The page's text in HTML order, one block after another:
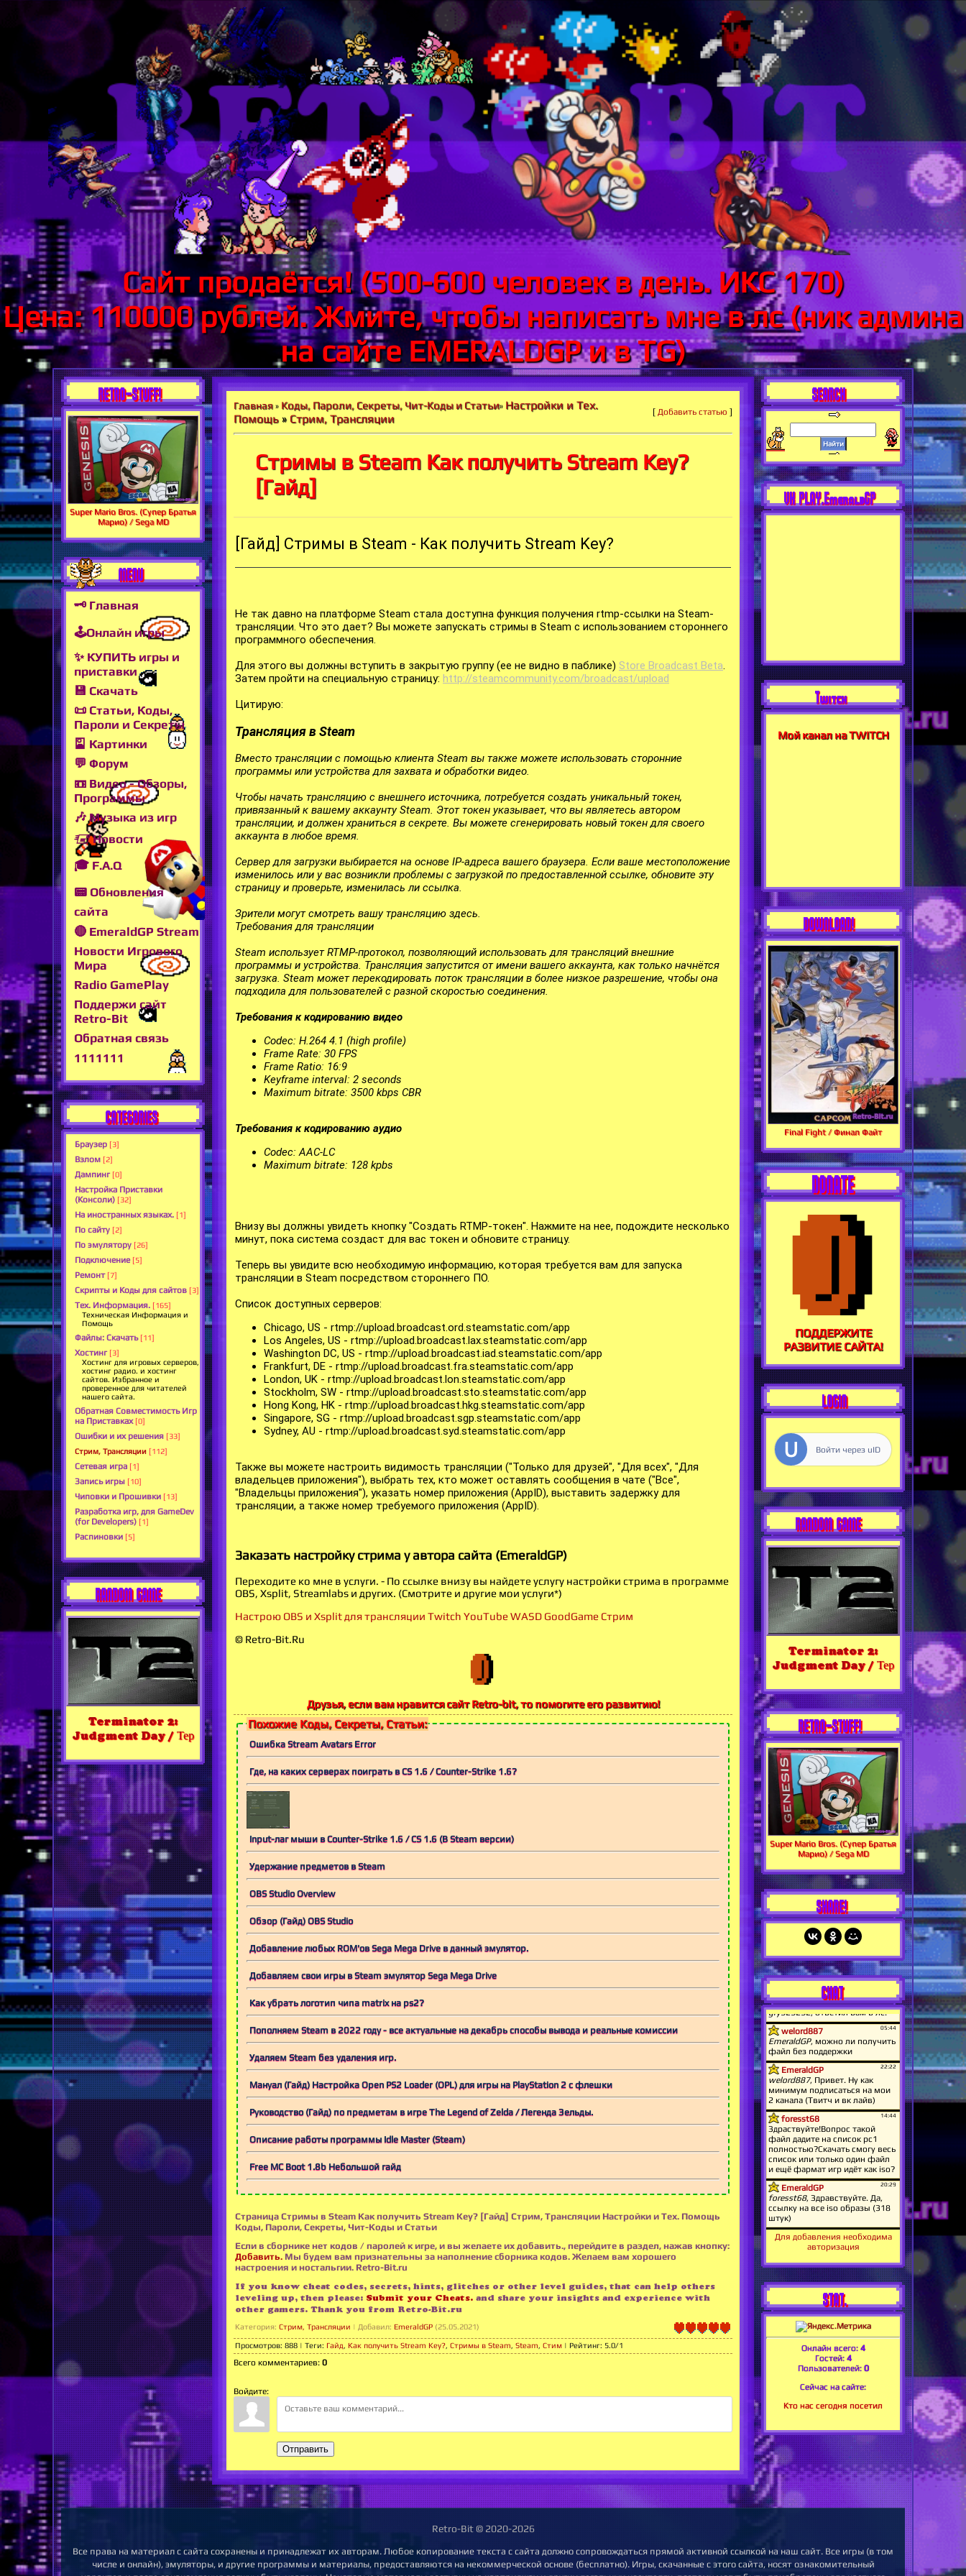
Сайт продаётся! (500-600 человек в день. ИКС 170)
Цена: 110000 рублей. Жмите, чтобы написать мне в лс (ник админа
на сайте EMERALDGP и в TG)
RETRO-STUFF!
Super Mario Bros. (Супер Братья
Марио) / Sega MD
MENU
🗝 Главная
🕹Онлайн игры
✨ КУПИТЬ игры и
приставки
💾 Скачать
📜 Статьи, Коды,
Пароли и Секреты
🎴 Картинки
💬 Форум
📼 Видео - Обзоры,
Программы
🎶 Музыка из игр
🖅 Новости
🎓 F.A.Q
📟 Обновления
сайта
🔴 EmeraldGP Stream
Новости Игрового
Мира
Radio GamePlay
Поддержи сайт
Retro-Bit
Обратная связь
1111111
CATEGORIES
Браузер [3]
Взлом [2]
Дампинг [0]
Настройка Приставки
(Консоли) [32]
На иностранных языках. [1]
По сайту [2]
По эмулятору [26]
Подключение [5]
Ремонт [7]
Скрипты и Коды для сайтов [3]
Тех. Информация. [165]
Техническая Информация и
Помощь
Файлы: Скачать [11]
Хостинг [3]
Хостинг для игровых серверов,
хостинг радио. и хостинг
сайтов. Избранное и
проверенное для читателей
нашего сайта.
Обратная Совместимость Игр
на Приставках [0]
Ошибки и их решения [33]
Стрим, Трансляции [112]
Сетевая игра [1]
Запись игры [10]
Чиповки и Прошивки [13]
Разработка игр, для GameDev
(for Developers) [1]
Распиновки [5]
RANDOM GAME
Terminator 2:
Judgment Day / Тер
Главная » Коды, Пароли, Секреты, Чит-Коды и Статьи» Настройки и Тех.
Помощь » Стрим, Трансляции [ Добавить статью ]
Стримы в Steam Как получить Stream Key?
[Гайд]
[Гайд] Стримы в Steam - Как получить Stream Key?
Не так давно на платформе Steam стала доступна функция получения rtmp-ссылки на Steam-
трансляции. Что это дает? Вы можете запускать стримы в Steam с использованием стороннего
программного обеспечения.
Для этого вы должны вступить в закрытую группу (ее не видно в паблике) Store Broadcast Beta.
Затем пройти на специальную страницу: http://steamcommunity.com/broadcast/upload
Цитирую:
Трансляция в Steam
Вместо трансляции с помощью клиента Steam вы также можете использовать сторонние
программы или устройства для захвата и обработки видео.
Чтобы начать трансляцию с внешнего источника, потребуется создать уникальный токен,
привязанный к вашему аккаунту Steam. Этот токен указывает, что вы являетесь автором
трансляции, и должен храниться в секрете. Вы можете сгенерировать новый токен для своего
аккаунта в любое время.
Сервер для загрузки выбирается на основе IP-адреса вашего браузера. Если ваше местоположение
изменилось или у вас возникли проблемы с загрузкой по предоставленной ссылке, обновите эту
страницу и проверьте, изменилась ли ссылка.
Зрители могут смотреть вашу трансляцию здесь.
Требования для трансляции
Steam использует RTMP-протокол, позволяющий использовать для трансляций внешние
программы и устройства. Трансляция запустится от имени вашего аккаунта, как только начнётся
загрузка. Steam может перекодировать поток трансляции в более низкое разрешение, чтобы она
подходила для пользователей с разной скоростью соединения.
Требования к кодированию видео
Codec: H.264 4.1 (high profile)
Frame Rate: 30 FPS
Frame Ratio: 16:9
Keyframe interval: 2 seconds
Maximum bitrate: 3500 kbps CBR
Требования к кодированию аудио
Codec: AAC-LC
Maximum bitrate: 128 kpbs
Внизу вы должны увидеть кнопку "Создать RTMP-токен". Нажмите на нее, подождите несколько
минут, пока система создаст для вас токен и обновите страницу.
Теперь вы увидите всю необходимую информацию, которая требуется вам для запуска
трансляции в Steam посредством стороннего ПО.
Список доступных серверов:
Chicago, US - rtmp://upload.broadcast.ord.steamstatic.com/app
Los Angeles, US - rtmp://upload.broadcast.lax.steamstatic.com/app
Washington DC, US - rtmp://upload.broadcast.iad.steamstatic.com/app
Frankfurt, DE - rtmp://upload.broadcast.fra.steamstatic.com/app
London, UK - rtmp://upload.broadcast.lon.steamstatic.com/app
Stockholm, SW - rtmp://upload.broadcast.sto.steamstatic.com/app
Hong Kong, HK - rtmp://upload.broadcast.hkg.steamstatic.com/app
Singapore, SG - rtmp://upload.broadcast.sgp.steamstatic.com/app
Sydney, AU - rtmp://upload.broadcast.syd.steamstatic.com/app
Также вы можете настроить видимость трансляции ("Только для друзей", "Для всех", "Для
владельцев приложения"), выбрать тех, кто может оставлять сообщения в чате ("Все",
"Владельцы приложения"), указать номер приложения (AppID), выставить задержку для
трансляции, а также номер требуемого приложения (AppID).
Заказать настройку стрима у автора сайта (EmeraldGP)
Переходите ко мне в услуги. - По ссылке внизу вы найдете услугу настройки стрима в программе
OBS, Xsplit, Streamlabs и других. (Смотрите и другие мои услуги*)
Настрою OBS и Xsplit для трансляции Twitch YouTube WASD GoodGame Стрим
© Retro-Bit.Ru
Друзья, если вам нравится сайт Retro-bit, то помогите его развитию!
Похожие Коды, Секреты, Статьи:
Ошибка Stream Avatars Error
Где, на каких серверах поиграть в CS 1.6 / Counter-Strike 1.6?
Input-лаг мыши в Counter-Strike 1.6 / CS 1.6 (В Steam версии)
Удержание предметов в Steam
OBS Studio Overview
Обзор (Гайд) OBS Studio
Добавление любых ROM'ов Sega Mega Drive в данный эмулятор.
Добавляем свои игры в Steam эмулятор Sega Mega Drive⁠⁠
Как убрать логотип чипа matrix на ps2?
Пополняем Steam в 2022 году - все актуальные на декабрь способы вывода и реальные комиссии
Удаляем Steam без удаления игр.
Мануал (Гайд) Настройка Open PS2 Loader (OPL) для игры на PlayStation 2 c флешки
Руководство (Гайд) по предметам в игре The Legend of Zelda / Легенда Зельды.
Описание работы программы Idle Master (Steam)
Free MC Boot 1.8b Небольшой гайд
Страница Стримы в Steam Как получить Stream Key? [Гайд] Стрим, Трансляции Настройки и Тех. Помощь
Коды, Пароли, Секреты, Чит-Коды и Статьи
Если в сборнике нет кодов / паролей к игре, и вы желаете их добавить., перейдите в раздел, нажав кнопку:
Добавить. Мы будем вам признательны за наполнение сборника кодов. Желаем вам хорошего
настроения и ностальгии. Retro-Bit.ru
If you know cheat codes, secrets, hints, glitches or other level guides, that can help others
leveling up, then please: Submit your Cheats. and share your insights and experience with
other gamers. Thank you from Retro-Bit.ru
Категория: Стрим, Трансляции | Добавил: EmeraldGP (25.05.2021)
Просмотров: 888 | Теги: Гайд, Как получить Stream Key?, Стримы в Steam, Steam, Стим | Рейтинг: 5.0/1
Всего комментариев: 0
Войдите:
Отправить
SEARCH
VK PLAY.EmeraldGP
Twitch
Мой канал на TWITCH
DOWNLOAD!
Final Fight / Финал Файт
DONATE
ПОДДЕРЖИТЕ
РАЗВИТИЕ САЙТА!
LOGIN
Войти через uID
RANDOM GAME
Terminator 2:
Judgment Day / Тер
RETRO-STUFF!
Super Mario Bros. (Супер Братья
Марио) / Sega MD
SHARE!
CHAT
Для добавления необходима
авторизация
STAT.
Онлайн всего: 4
Гостей: 4
Пользователей: 0
Сейчас на сайте:
Кто нас сегодня посетил
Retro-Bit © 2020-2026
Все права на материал с сайта сохранены и принадлежат их авторам. Любое копирование текста с сайта должно сопровождаться прямой активной ссылкой на наш сайт. Все игры (в том
числе и онлайн), эмуляторы, и другие программы и материалы, предоставляются на некоммерческой основе (бесплатно). Игры, скачанные с этого сайта, носят ознакомительный